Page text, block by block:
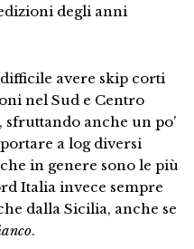
degli anni
avere skip corti
nel Sud e Centro
anche un po’
a log diversi
in genere sono le più
Italia invece sempre
dalla Sicilia, anche se
.